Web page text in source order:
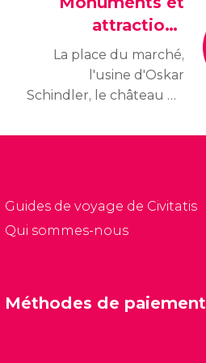
attractions
touristiques
La place du marché,
l'usine d'Oskar
Schindler, le château de
pas les principaux sites
monuments et
attractions touristiques
de Cracovie.
Guides de voyage de Civitatis
Qui sommes-nous
Méthodes de paiement